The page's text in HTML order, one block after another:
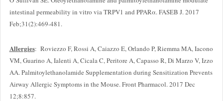
intestinal permeability in vitro via TRPV1 and PPARα. FASEB J. 2017
Feb;31(2):469-481.
Allergies: Roviezzo F, Rossi A, Caiazzo E, Orlando P, Riemma MA, Iacono
VM, Guarino A, Ialenti A, Cicala C, Peritore A, Capasso R, Di Marzo V, Izzo
AA. Palmitoylethanolamide Supplementation during Sensitization Prevents
Airway Allergic Symptoms in the Mouse. Front Pharmacol. 2017 Dec
12;8:857.